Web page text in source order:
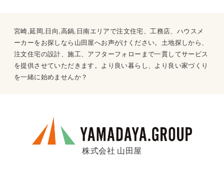
宮崎,延岡,日向,高鍋,日南エリアで注文住宅、工務店、ハウスメ
ーカーをお探しなら山田屋へお声がけください。土地探しから、
注文住宅の設計、施工、アフターフォローまで一貫してサービス
を提供させていただきます。より良い暮らし、より良い家づくり
を一緒に始めませんか？
株式会社 山田屋